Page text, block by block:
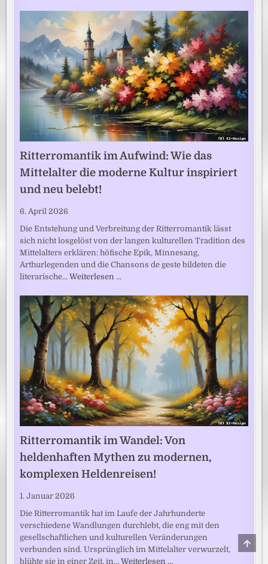
Ritterromantik im Aufwind: Wie das
Mittelalter die moderne Kultur inspiriert
und neu belebt!
6. April 2026
Die Entstehung und Verbreitung der Ritterromantik lässt
sich nicht losgelöst von der langen kulturellen Tradition des
Mittelalters erklären: höfische Epik, Minnesang,
Arthurlegenden und die Chansons de geste bildeten die
literarische…Weiterlesen …
Ritterromantik im Wandel: Von
heldenhaften Mythen zu modernen,
komplexen Heldenreisen!
1. Januar 2026
Die Ritterromantik hat im Laufe der Jahrhunderte
verschiedene Wandlungen durchlebt, die eng mit den
gesellschaftlichen und kulturellen Veränderungen
verbunden sind. Ursprünglich im Mittelalter verwurzelt,
blühte sie in einer Zeit, in…Weiterlesen …
TO